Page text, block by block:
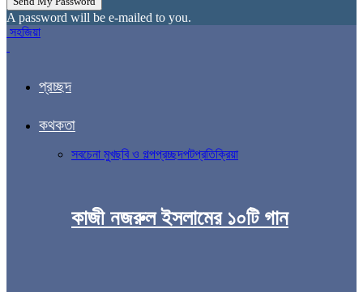
A password will be e-mailed to you.
সহজিয়া
প্রচ্ছদ
কথকতা
সবচেনা মুখছবি ও গল্পপ্রচ্ছদপটপ্রতিক্রিয়া
কাজী নজরুল ইসলামের ১০টি গান